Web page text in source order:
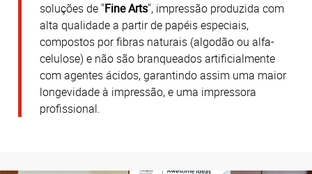
soluções de "Fine Arts", impressão produzida com
alta qualidade a partir de papéis especiais,
compostos por fibras naturais (algodão ou alfa-
celulose) e não são branqueados artificialmente
com agentes ácidos, garantindo assim uma maior
longevidade à impressão, e uma impressora
profissional.